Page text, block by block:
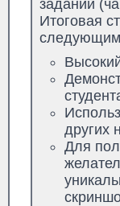
заданий
Итоговая
следующим
других
Для